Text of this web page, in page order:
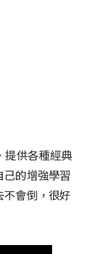
提供各種經典
的增強學習
會倒，很好